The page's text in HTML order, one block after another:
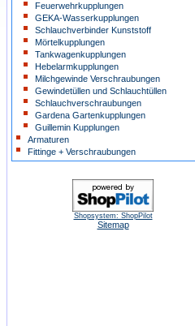
Feuerwehrkupplungen
GEKA-Wasserkupplungen
Schlauchverbinder Kunststoff
Mörtelkupplungen
Tankwagenkupplungen
Hebelarmkupplungen
Milchgewinde Verschraubungen
Gewindetüllen und Schlauchtüllen
Schlauchverschraubungen
Gardena Gartenkupplungen
Guillemin Kupplungen
Armaturen
Fittinge + Verschraubungen
Shopsystem: ShopPilot
Sitemap